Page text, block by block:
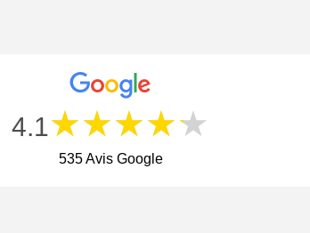
4.1★★★★★
535 Avis Google